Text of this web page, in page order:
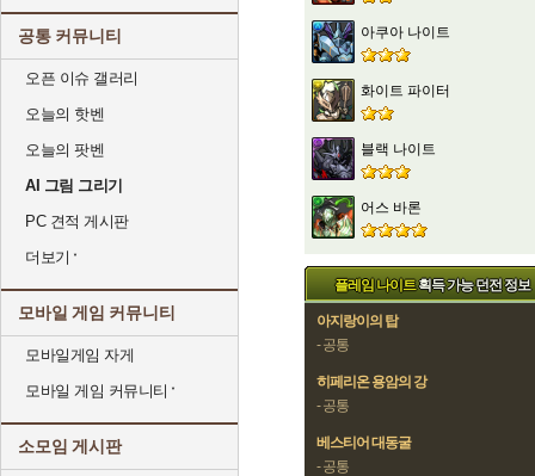
공통 커뮤니티
오픈 이슈 갤러리
오늘의 핫벤
오늘의 팟벤
AI 그림 그리기
PC 견적 게시판
더보기
모바일 게임 커뮤니티
모바일게임 자게
모바일 게임 커뮤니티
소모임 게시판
아쿠아 나이트
화이트 파이터
블랙 나이트
어스 바론
플레임 나이트획득 가능 던전 정보
아지랑이의 탑
- 공통
히페리온 용암의 강
- 공통
베스티어 대동굴
- 공통